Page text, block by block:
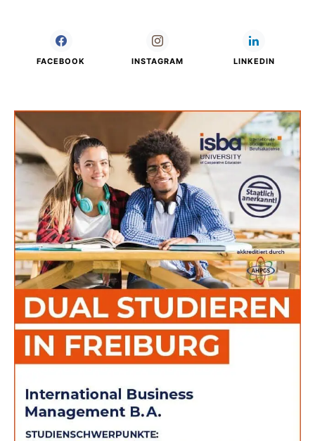
FACEBOOK INSTAGRAM LINKEDIN